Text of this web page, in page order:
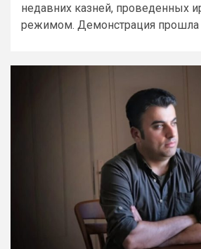
недавних казней, проведенных
режимом. Демонстрация прошла